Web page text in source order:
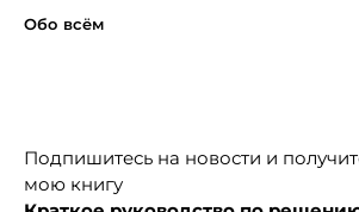
Обо всём
Подпишитесь на новости и
мою книгу